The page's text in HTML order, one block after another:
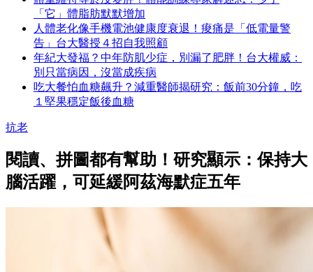
「它」體脂肪默默增加
人體老化像手機電池健康度衰退！痠痛是「低電量警
告」台大醫授４招自我照顧
年紀大發福？中年防肌少症，別漏了肥胖！台大權威：
別只當病因，沒當成疾病
吃大餐怕血糖飆升？減重醫師揭研究：飯前30分鐘，吃
１堅果穩定飯後血糖
抗老
閱讀、拼圖都有幫助！研究顯示：保持大
腦活躍，可延緩阿茲海默症五年